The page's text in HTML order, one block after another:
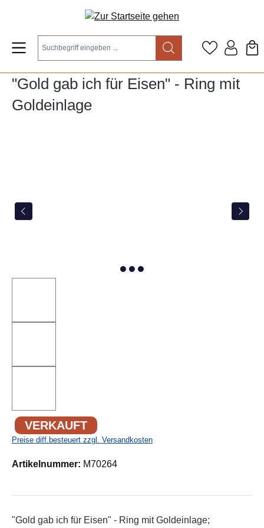
Zum Hauptinhalt springen
"Gold gab ich für Eisen" - Ring mit
Goldeinlage
VERKAUFT
Preise diff.besteuert zzgl. Versandkosten
Artikelnummer: M70264
"Gold gab ich für Eisen" - Ring mit Goldeinlage;